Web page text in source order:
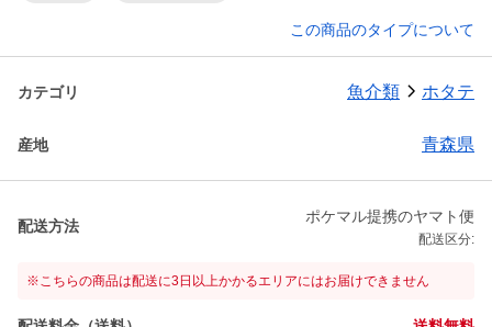
この商品のタイプについて
カテゴリ 魚介類 ホタテ
産地 青森県
配送方法
ポケマル提携のヤマト便
配送区分:
※こちらの商品は配送に3日以上かかるエリアにはお届けできません